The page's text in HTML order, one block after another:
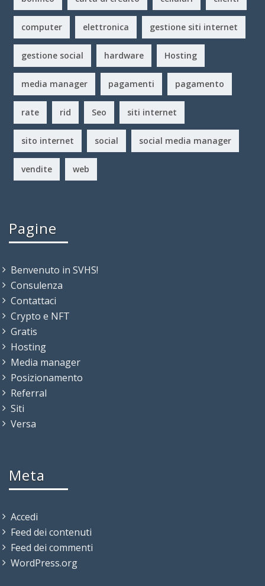
computer elettronica gestione siti internet
gestione social hardware Hosting
media manager pagamenti pagamento
rate rid Seo siti internet
sito internet social social media manager
vendite web
Pagine
Benvenuto in SVHS!
Consulenza
Contattaci
Crypto e NFT
Gratis
Hosting
Media manager
Posizionamento
Referral
Siti
Versa
Meta
Accedi
Feed dei contenuti
Feed dei commenti
WordPress.org